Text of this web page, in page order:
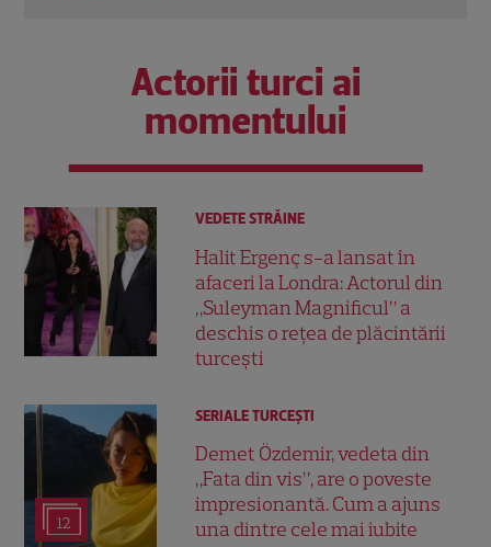
Actorii turci ai
momentului
VEDETE STRĂINE
Halit Ergenç s-a lansat în
afaceri la Londra: Actorul din
„Suleyman Magnificul” a
deschis o rețea de plăcintării
turcești
12
SERIALE TURCEŞTI
Demet Özdemir, vedeta din
„Fata din vis”, are o poveste
impresionantă. Cum a ajuns
una dintre cele mai iubite